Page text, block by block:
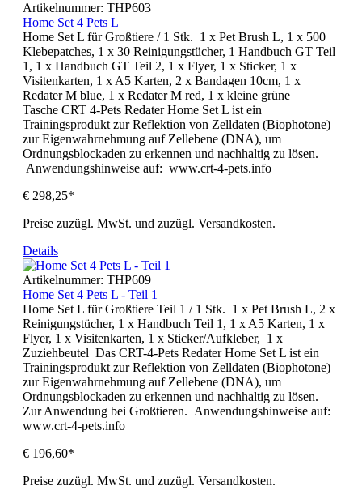
Artikelnummer: THP603
Home Set 4 Pets L
Home Set L für Großtiere / 1 Stk. 1 x Pet Brush L, 1 x 500
Klebepatches, 1 x 30 Reinigungstücher, 1 Handbuch GT Teil
1, 1 x Handbuch GT Teil 2, 1 x Flyer, 1 x Sticker, 1 x
Visitenkarten, 1 x A5 Karten, 2 x Bandagen 10cm, 1 x
Redater M blue, 1 x Redater M red, 1 x kleine grüne
Tasche CRT 4-Pets Redater Home Set L ist ein
Trainingsprodukt zur Reflektion von Zelldaten (Biophotone)
zur Eigenwahrnehmung auf Zellebene (DNA), um
Ordnungsblockaden zu erkennen und nachhaltig zu lösen.
Anwendungshinweise auf: www.crt-4-pets.info
€ 298,25*
Preise zuzügl. MwSt. und zuzügl. Versandkosten.
Details
Artikelnummer: THP609
Home Set 4 Pets L - Teil 1
Home Set L für Großtiere Teil 1 / 1 Stk. 1 x Pet Brush L, 2 x
Reinigungstücher, 1 x Handbuch Teil 1, 1 x A5 Karten, 1 x
Flyer, 1 x Visitenkarten, 1 x Sticker/Aufkleber, 1 x
Zuziehbeutel Das CRT-4-Pets Redater Home Set L ist ein
Trainingsprodukt zur Reflektion von Zelldaten (Biophotone)
zur Eigenwahrnehmung auf Zellebene (DNA), um
Ordnungsblockaden zu erkennen und nachhaltig zu lösen.
Zur Anwendung bei Großtieren. Anwendungshinweise auf:
www.crt-4-pets.info
€ 196,60*
Preise zuzügl. MwSt. und zuzügl. Versandkosten.